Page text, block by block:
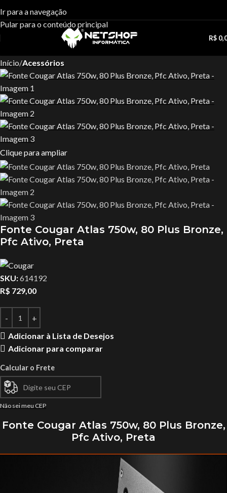
Ir para a navegação
Pular para o conteúdo principal
R$
Início Acessórios
Clique para ampliar
Fonte Cougar Atlas 750w, 80 Plus Bronze,
Pfc Ativo, Preta
SKU:614192
R$ 729,00
Adicionar à Lista de Desejos
Adicionar para comparar
Calcular o Frete
Não sei meu CEP
Fonte Cougar Atlas 750w, 80 Plus Bronze,
Pfc Ativo, Preta